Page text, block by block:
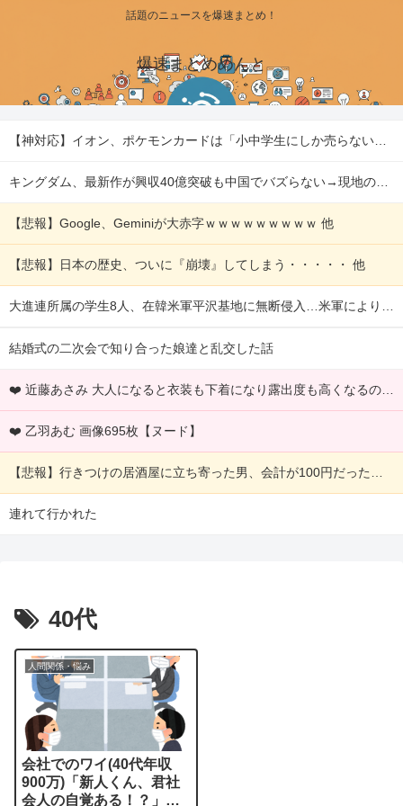
話題のニュースを爆速まとめ！
爆速まとめめんと
【神対応】イオン、ポケモンカードは「小中学生にしか売らない」 転売対策の決断 他
キングダム、最新作が興収40億突破も中国でバズらない→現地のリアルな評価を検証 他
【悲報】Google、Geminiが大赤字ｗｗｗｗｗｗｗｗｗ 他
【悲報】日本の歴史、ついに『崩壊』してしまう・・・・・ 他
大進連所属の学生8人、在韓米軍平沢基地に無断侵入…米軍により身柄拘束！ 他
結婚式の二次会で知り合った娘達と乱交した話
❤️ 近藤あさみ 大人になると衣装も下着になり露出度も高くなるのでいいですよね～！
❤️ 乙羽あむ 画像695枚【ヌード】
【悲報】行きつけの居酒屋に立ち寄った男、会計が100円だった結果・・・
連れて行かれた
40代
人間関係・悩み
会社でのワイ(40代年収
900万)「新人くん、君社
会人の自覚ある！？」家